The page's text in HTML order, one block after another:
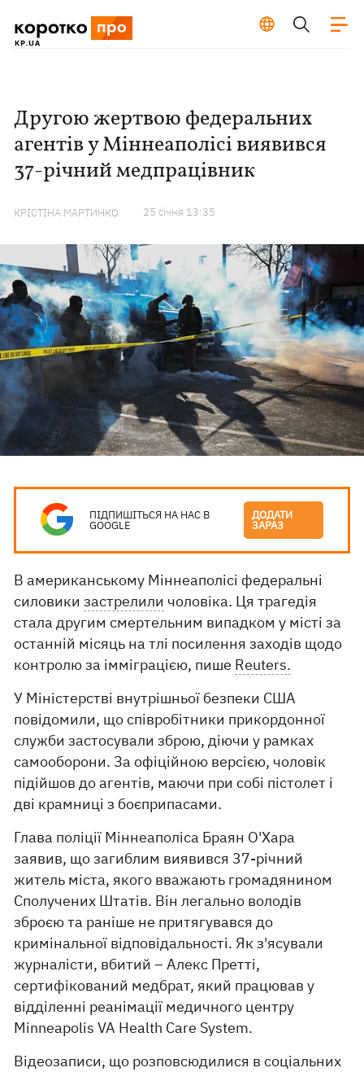
Другою жертвою федеральних
агентів у Міннеаполісі виявився
37-річний медпрацівник
КРІСТІНА МАРТИНКО 25 сiчня 13:35
ПІДПИШІТЬСЯ НА НАС В
GOOGLE
ДОДАТИ
ЗАРАЗ
В американському Міннеаполісі федеральні
силовикизастрелили чоловіка. Ця трагедія
стала другим смертельним випадком у місті за
останній місяць на тлі посилення заходів щодо
контролю за імміграцією, пише Reuters.
У Міністерстві внутрішньої безпеки США
повідомили, що співробітники прикордонної
служби застосували зброю, діючи у рамках
самооборони. За офіційною версією, чоловік
підійшов до агентів, маючи при собі пістолет і
дві крамниці з боєприпасами.
Глава поліції Міннеаполіса Браян О'Хара
заявив, що загиблим виявився 37-річний
житель міста, якого вважають громадянином
Сполучених Штатів. Він легально володів
зброєю та раніше не притягувався до
кримінальної відповідальності. Як з'ясували
журналісти, вбитий – Алекс Претті,
сертифікований медбрат, який працював у
відділенні реанімації медичного центру
Minneapolis VA Health Care System.
Відеозаписи, що розповсюдилися в соціальних